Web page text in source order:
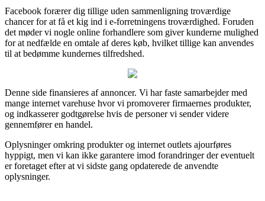
Facebook forærer dig tillige uden sammenligning troværdige
chancer for at få et kig ind i e-forretningens troværdighed. Foruden
det møder vi nogle online forhandlere som giver kunderne mulighed
for at nedfælde en omtale af deres køb, hvilket tillige kan anvendes
til at bedømme kundernes tilfredshed.
Denne side finansieres af annoncer. Vi har faste samarbejder med
mange internet varehuse hvor vi promoverer firmaernes produkter,
og indkasserer godtgørelse hvis de personer vi sender videre
gennemfører en handel.
Oplysninger omkring produkter og internet outlets ajourføres
hyppigt, men vi kan ikke garantere imod forandringer der eventuelt
er foretaget efter at vi sidste gang opdaterede de anvendte
oplysninger.